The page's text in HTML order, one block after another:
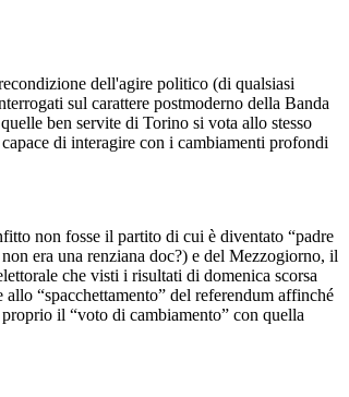
dell'agire politico (di qualsiasi
sul carattere postmoderno della Banda
ben servite di Torino si vota allo stesso
di interagire con i cambiamenti profondi
non fosse il partito di cui è diventato “padre
era una renziana doc?) e del Mezzogiorno, il
che visti i risultati di domenica scorsa
“spacchettamento” del referendum affinché
il “voto di cambiamento” con quella